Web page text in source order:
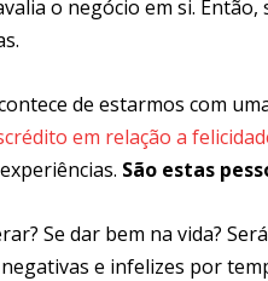
o negócio em si.
de estarmos com
em relação a
São estas
Se dar bem na vida?
e infelizes por